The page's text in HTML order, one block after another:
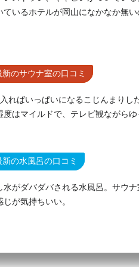
ているホテルが岡山になかなか無い
新のサウナ室の口コミ
ればいっぱいになるこじんまりし
度はマイルドで、テレビ観ながらゆ
新の水風呂の口コミ
水がダバダバされる水風呂。サウ
じが気持ちいい。